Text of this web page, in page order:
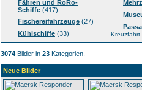
Fähren und RoRo-
Schiffe (417)
Fischereifahrzeuge (27)
Kühlschiffe (33)
3074 Bilder in 23 Kategorien.
Neue Bilder